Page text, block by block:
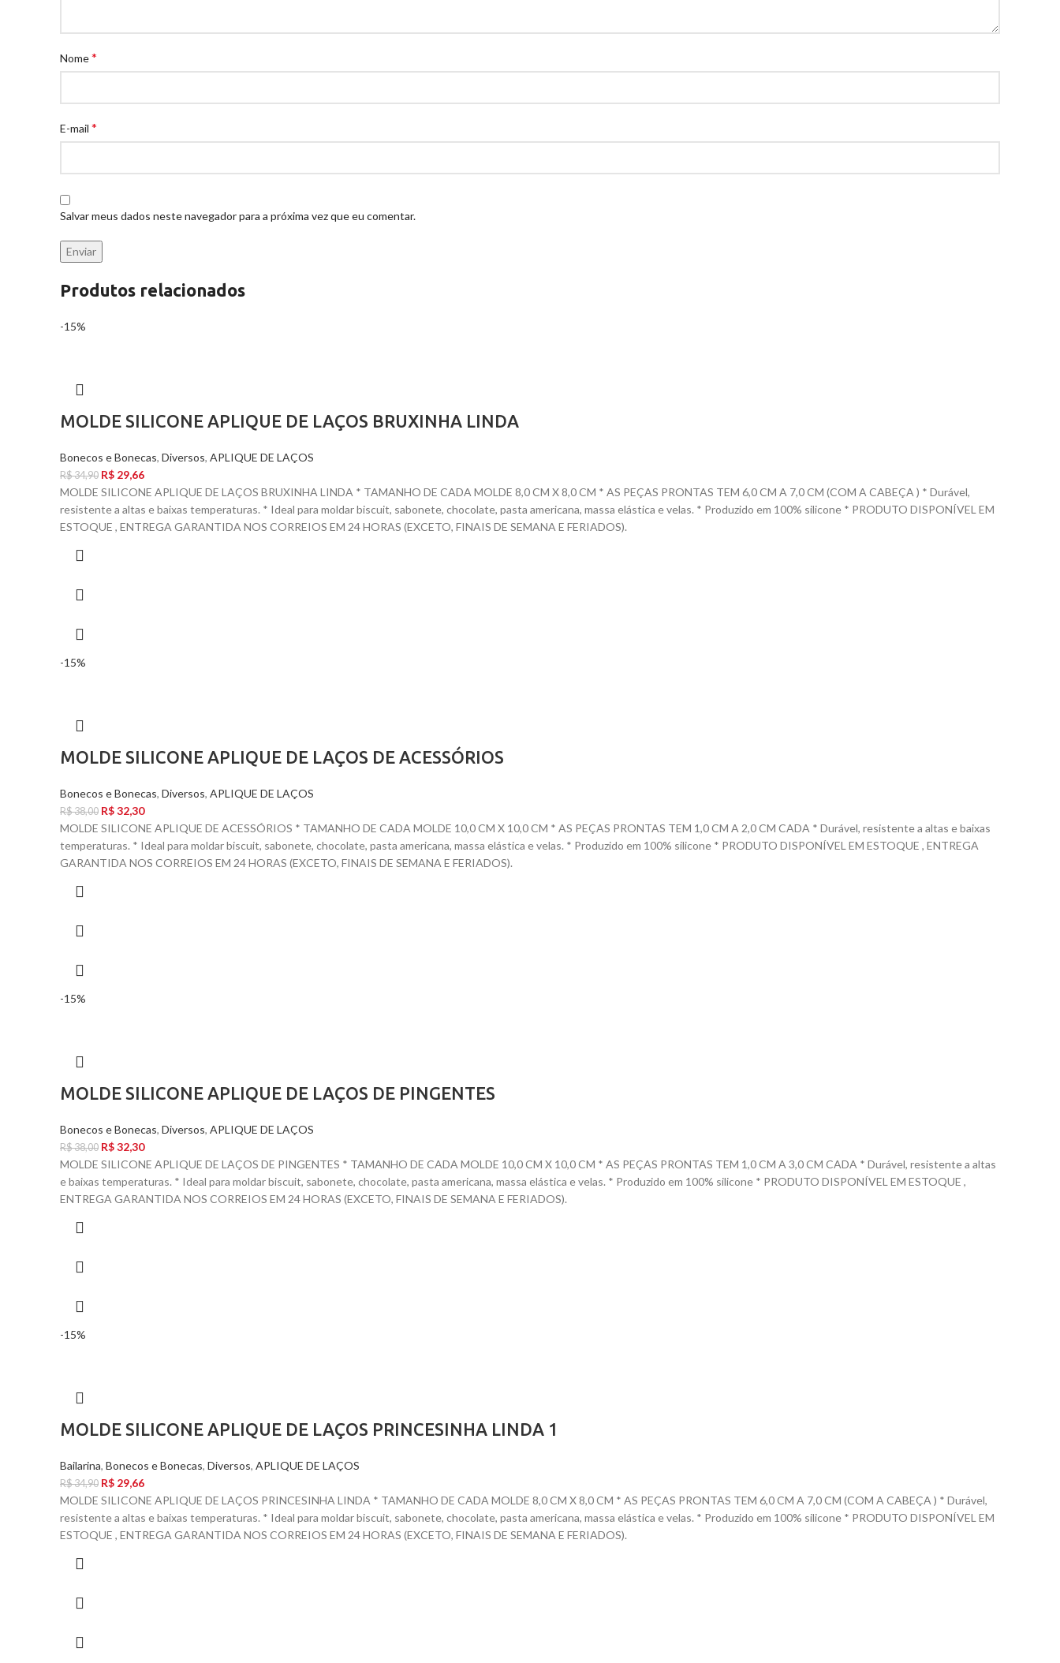
Nome*
E-mail *
Salvar meus dados neste navegador para a próxima vez que eu comentar.
Produtos relacionados
-15%
MOLDE SILICONE APLIQUE DE LAÇOS BRUXINHA LINDA
Bonecos e Bonecas, Diversos, APLIQUE DE LAÇOS
R$34,90 R$ 29,66
MOLDE SILICONE APLIQUE DE LAÇOS BRUXINHA LINDA * TAMANHO DE CADA MOLDE 8,0 CM X 8,0 CM * AS PEÇAS PRONTAS TEM 6,0 CM A 7,0 CM (COM A CABEÇA ) * Durável,
resistente a altas e baixas temperaturas. * Ideal para moldar biscuit, sabonete, chocolate, pasta americana, massa elástica e velas. * Produzido em 100% silicone * PRODUTO DISPONÍVEL EM
ESTOQUE , ENTREGA GARANTIDA NOS CORREIOS EM 24 HORAS (EXCETO, FINAIS DE SEMANA E FERIADOS).
-15%
MOLDE SILICONE APLIQUE DE LAÇOS DE ACESSÓRIOS
Bonecos e Bonecas, Diversos, APLIQUE DE LAÇOS
R$38,00 R$32,30
MOLDE SILICONE APLIQUE DE ACESSÓRIOS * TAMANHO DE CADA MOLDE 10,0 CM X 10,0 CM * AS PEÇAS PRONTAS TEM 1,0 CM A 2,0 CM CADA * Durável, resistente a altas e baixas
temperaturas. * Ideal para moldar biscuit, sabonete, chocolate, pasta americana, massa elástica e velas. * Produzido em 100% silicone * PRODUTO DISPONÍVEL EM ESTOQUE , ENTREGA
GARANTIDA NOS CORREIOS EM 24 HORAS (EXCETO, FINAIS DE SEMANA E FERIADOS).
-15%
MOLDE SILICONE APLIQUE DE LAÇOS DE PINGENTES
Bonecos e Bonecas, Diversos, APLIQUE DE LAÇOS
R$38,00 R$32,30
MOLDE SILICONE APLIQUE DE LAÇOS DE PINGENTES * TAMANHO DE CADA MOLDE 10,0 CM X 10,0 CM * AS PEÇAS PRONTAS TEM 1,0 CM A 3,0 CM CADA * Durável, resistente a altas
e baixas temperaturas. * Ideal para moldar biscuit, sabonete, chocolate, pasta americana, massa elástica e velas. * Produzido em 100% silicone * PRODUTO DISPONÍVEL EM ESTOQUE ,
ENTREGA GARANTIDA NOS CORREIOS EM 24 HORAS (EXCETO, FINAIS DE SEMANA E FERIADOS).
-15%
MOLDE SILICONE APLIQUE DE LAÇOS PRINCESINHA LINDA 1
Bailarina, Bonecos e Bonecas, Diversos, APLIQUE DE LAÇOS
R$34,90 R$ 29,66
MOLDE SILICONE APLIQUE DE LAÇOS PRINCESINHA LINDA * TAMANHO DE CADA MOLDE 8,0 CM X 8,0 CM * AS PEÇAS PRONTAS TEM 6,0 CM A 7,0 CM (COM A CABEÇA ) * Durável,
resistente a altas e baixas temperaturas. * Ideal para moldar biscuit, sabonete, chocolate, pasta americana, massa elástica e velas. * Produzido em 100% silicone * PRODUTO DISPONÍVEL EM
ESTOQUE , ENTREGA GARANTIDA NOS CORREIOS EM 24 HORAS (EXCETO, FINAIS DE SEMANA E FERIADOS).